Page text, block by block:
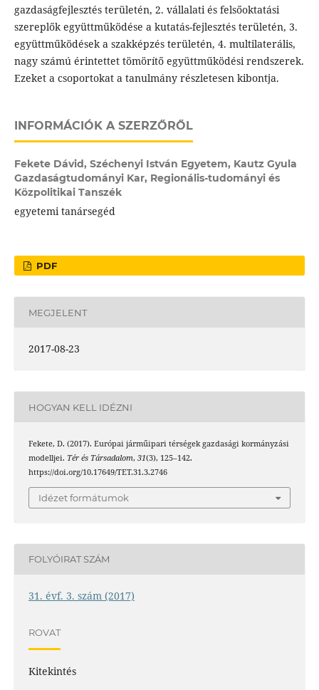
gazdaságfejlesztés területén, 2. vállalati és felsőoktatási
szereplők együttműködése a kutatás-fejlesztés területén, 3.
együttműködések a szakképzés területén, 4. multilaterális,
nagy számú érintettet tömörítő együttműködési rendszerek.
Ezeket a csoportokat a tanulmány részletesen kibontja.
INFORMÁCIÓK A SZERZŐRŐL
Fekete Dávid, Széchenyi István Egyetem, Kautz Gyula
Gazdaságtudományi Kar, Regionális-tudományi és
Közpolitikai Tanszék
egyetemi tanársegéd
PDF
MEGJELENT
2017-08-23
HOGYAN KELL IDÉZNI
Fekete, D. (2017). Európai járműipari térségek gazdasági kormányzási
modelljei. Tér és Társadalom, 31(3), 125–142.
https://doi.org/10.17649/TET.31.3.2746
Idézet formátumok
FOLYÓIRAT SZÁM
31. évf. 3. szám (2017)
ROVAT
Kitekintés